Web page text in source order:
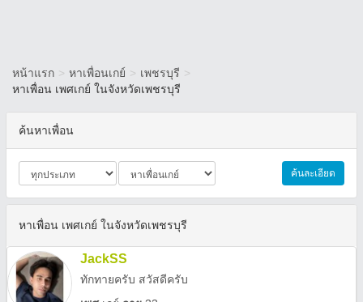
หน้าแรก > หาเพื่อนเกย์ > เพชรบุรี >
หาเพื่อน เพศเกย์ ในจังหวัดเพชรบุรี
ค้นหาเพื่อน
ค้นละเอียด
หาเพื่อน เพศเกย์ ในจังหวัดเพชรบุรี
JackSS
ทักทายครับ สวัสดีครับ